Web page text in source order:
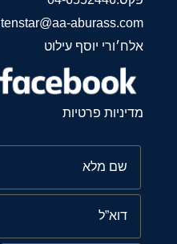
tenstar@aa-aburass.com
אלח׳ורי יוסף עילוט
מדיניות פרטיות